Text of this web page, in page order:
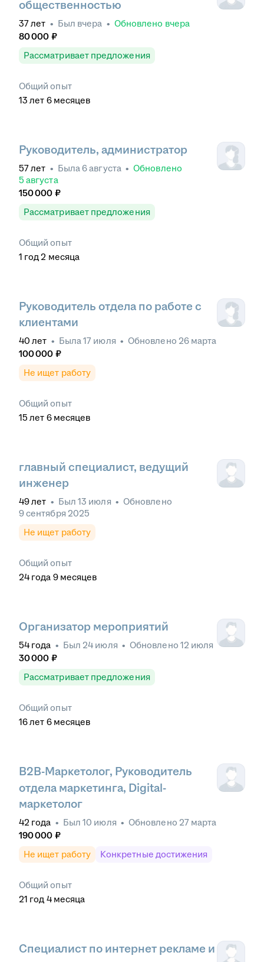
общественностью
37лет • Был вчера • Обновлено вчера
80 000 ₽
Рассматривает предложения
Общий опыт
13 лет 6 месяцев
Руководитель, администратор
57лет • Была6 августа • Обновлено
5 августа
150 000 ₽
Рассматривает предложения
Общий опыт
1 год 2 месяца
Руководитель отдела по работе с
клиентами
40 лет • Была17 июля • Обновлено 26 марта
100 000 ₽
Не ищет работу
Общий опыт
15 лет 6 месяцев
главный специалист, ведущий
инженер
49лет • Был 13 июля • Обновлено
9 сентября 2025
Не ищет работу
Общий опыт
24 года 9 месяцев
Организатор мероприятий
54 года • Был 24 июля • Обновлено 12 июля
30 000 ₽
Рассматривает предложения
Общий опыт
16лет 6 месяцев
B2B-Маркетолог, Руководитель
отдела маркетинга, Digital-
маркетолог
42 года • Был 10 июля • Обновлено 27 марта
190 000 ₽
Не ищет работу
Конкретные достижения
Общий опыт
21 год 4 месяца
Специалист по интернет рекламе и